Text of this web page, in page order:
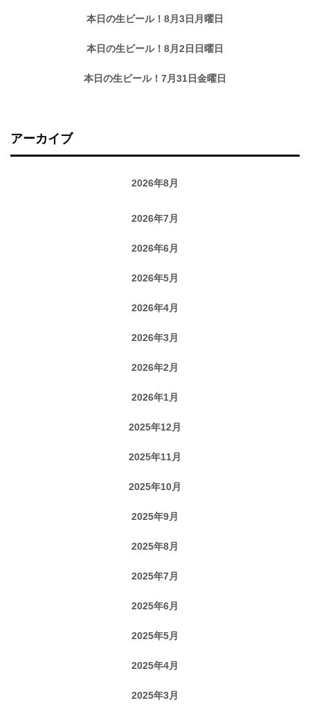
本日の生ビール！8月3日月曜日
本日の生ビール！8月2日日曜日
本日の生ビール！7月31日金曜日
アーカイブ
2026年8月
2026年7月
2026年6月
2026年5月
2026年4月
2026年3月
2026年2月
2026年1月
2025年12月
2025年11月
2025年10月
2025年9月
2025年8月
2025年7月
2025年6月
2025年5月
2025年4月
2025年3月